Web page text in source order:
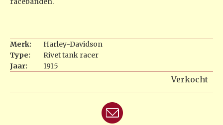
Merk:
Harley-Davidson
Type:
Rivet tank racer
Jaar:
1915
Verkocht